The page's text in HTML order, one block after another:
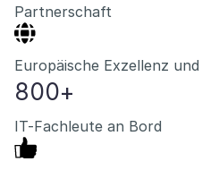
Partnerschaft
Europäische Exzellenz
800+
IT-Fachleute an Bord